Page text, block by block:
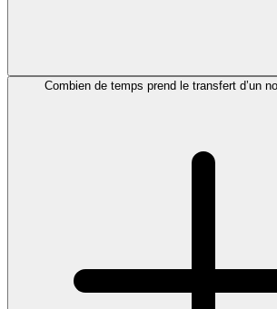
Combien de temps prend le transfert d’un